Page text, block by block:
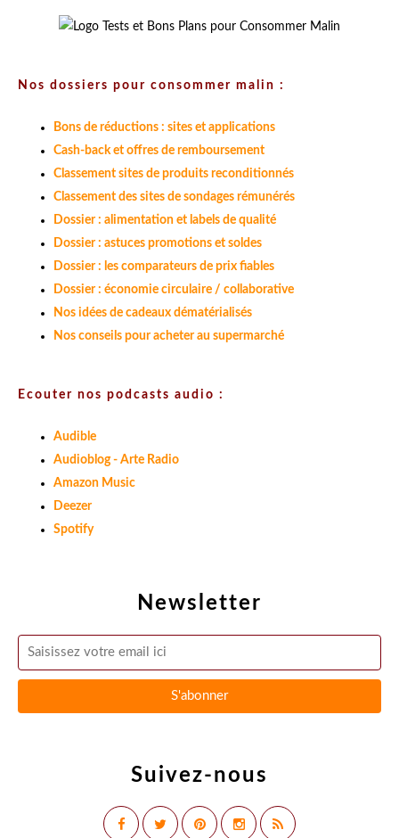
Newsletter
Suivez-nous
Nos dossiers pour consommer malin :
Bons de réductions : sites et applications
Cash-back et offres de remboursement
Classement sites de produits reconditionnés
Classement des sites de sondages rémunérés
Dossier : alimentation et labels de qualité
Dossier : astuces promotions et soldes
Dossier : les comparateurs de prix fiables
Dossier : économie circulaire / collaborative
Nos idées de cadeaux dématérialisés
Nos conseils pour acheter au supermarché
Ecouter nos podcasts audio :
Audible
Audioblog - Arte Radio
Amazon Music
Deezer
Spotify